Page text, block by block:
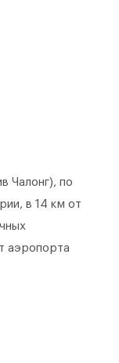
Чалонг), по
в 14 км от
аэропорта